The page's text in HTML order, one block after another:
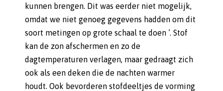
kunnen brengen. Dit was eerder niet mogelijk,
omdat we niet genoeg gegevens hadden om dit
soort metingen op grote schaal te doen ’. Stof
kan de zon afschermen en zo de
dagtemperaturen verlagen, maar gedraagt zich
ook als een deken die de nachten warmer
houdt. Ook bevorderen stofdeeltjes de vorming